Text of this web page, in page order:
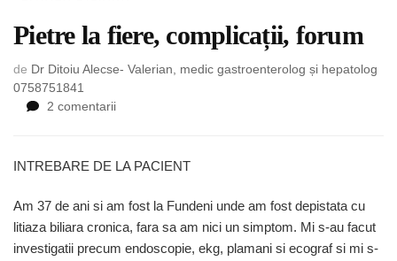
Pietre la fiere, complicații, forum
de Dr Ditoiu Alecse- Valerian, medic gastroenterolog și hepatolog
0758751841
2 comentariila
fiere,
forum
INTREBARE DE LA PACIENT
Am 37 de ani si am fost la Fundeni unde am fost depistata cu
litiaza biliara cronica, fara sa am nici un simptom. Mi s-au facut
investigatii precum endoscopie, ekg, plamani si ecograf si mi s-